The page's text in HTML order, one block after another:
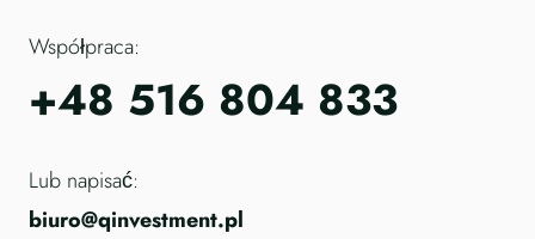
Współpraca:
+48 516 804 833
Lub napisać:
biuro@qinvestment.pl